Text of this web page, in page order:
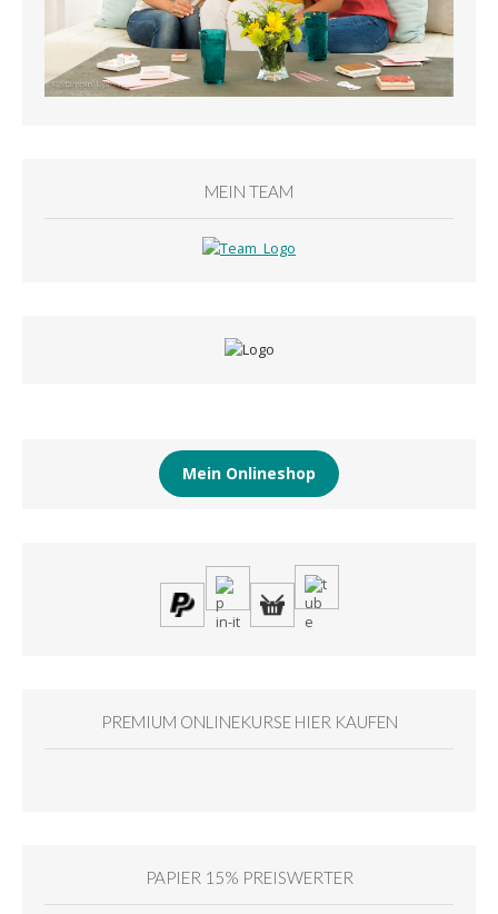
MEIN TEAM
Mein Onlineshop
PREMIUM ONLINEKURSE HIER KAUFEN
PAPIER 15% PREISWERTER